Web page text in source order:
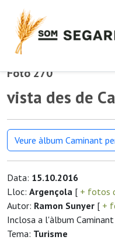
Foto 270
vista des de
Veure àlbum Caminant
Data: 15.10.2016
Lloc: Argençola [ + fotos
Autor: Ramon Sunyer [ +
Inclosa a l'àlbum
Tema: Turisme